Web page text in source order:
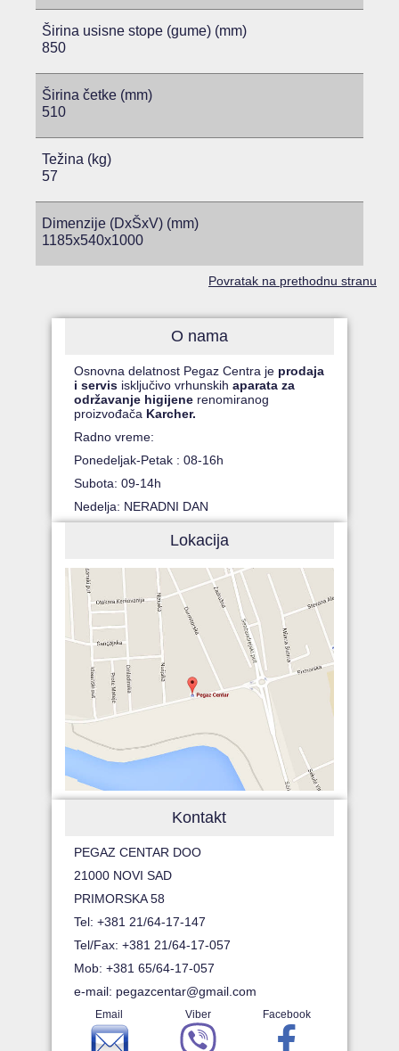
Širina usisne stope (gume) (mm)
850
Širina četke (mm)
510
Težina (kg)
57
Dimenzije (DxŠxV) (mm)
1185x540x1000
Povratak na prethodnu stranu
O nama
Osnovna delatnost Pegaz Centra je prodaja
i servis isključivo vrhunskihaparata za
održavanje higijene renomiranog
proizvođača Karcher.
Radno vreme:
Ponedeljak-Petak : 08-16h
Subota: 09-14h
Nedelja: NERADNI DAN
Lokacija
Kontakt
PEGAZ CENTAR DOO
21000 NOVI SAD
PRIMORSKA 58
Tel: +381 21/64-17-147
Tel/Fax: +381 21/64-17-057
Mob: +381 65/64-17-057
e-mail: pegazcentar@gmail.com
Email Viber Facebook